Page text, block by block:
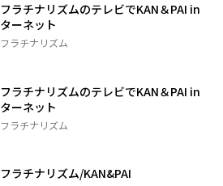
フラチナリズムのテレビでKAN＆PAI in
ターネット
フラチナリズム
フラチナリズムのテレビでKAN＆PAI in
ターネット
フラチナリズム
フラチナリズム/KAN&PAI